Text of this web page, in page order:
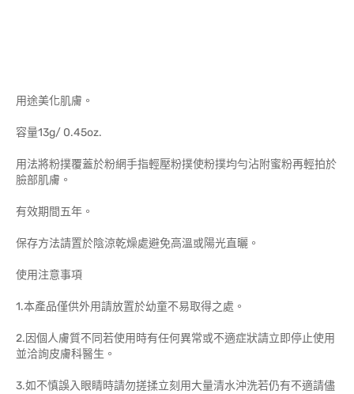
用途美化肌膚。
容量13g/ 0.45oz.
用法將粉撲覆蓋於粉網手指輕壓粉撲使粉撲均勻沾附蜜粉再輕拍於
臉部肌膚。
有效期間五年。
保存方法請置於陰涼乾燥處避免高溫或陽光直曬。
使用注意事項
1.本產品僅供外用請放置於幼童不易取得之處。
2.因個人膚質不同若使用時有任何異常或不適症狀請立即停止使用
並洽詢皮膚科醫生。
3.如不慎誤入眼睛時請勿搓揉立刻用大量清水沖洗若仍有不適請儘